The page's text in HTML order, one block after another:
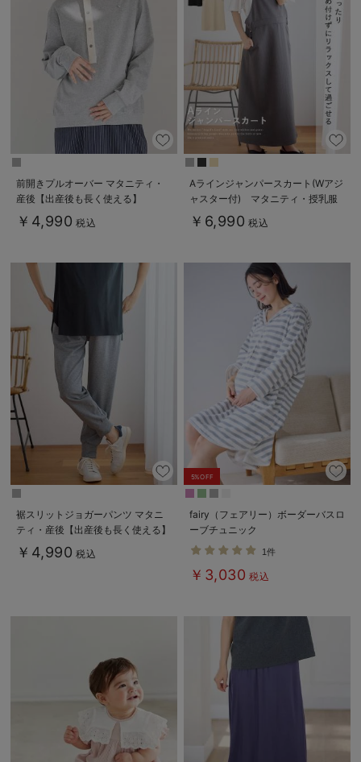
前開きプルオーバー マタニティ・
産後【出産後も長く使える】
￥4,990 税込
Aラインジャンパースカート(Wアジ
ャスター付) マタニティ・授乳服
【出産後も長く着られる】
￥6,990 税込
裾スリットジョガーパンツ マタニ
ティ・産後【出産後も長く使える】
￥4,990 税込
5%OFF
fairy（フェアリー）ボーダーバスロ
ーブチュニック
1件
￥3,030 税込